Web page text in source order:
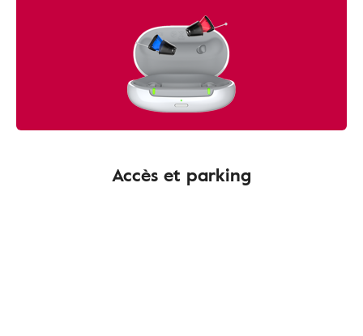
Accès et parking